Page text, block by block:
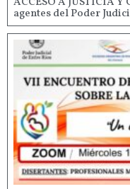
agentes del Poder